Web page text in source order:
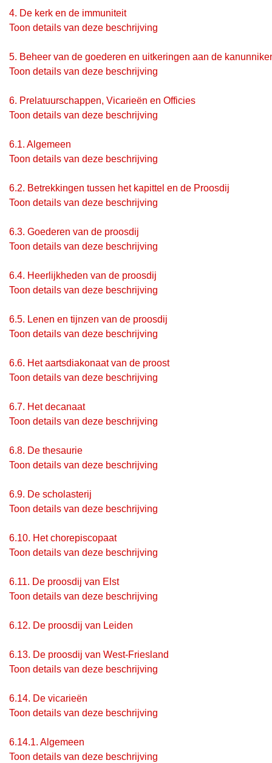
4. De kerk en de immuniteit
Toon details van deze beschrijving
5. Beheer van de goederen en uitkeringen aan de
Toon details van deze beschrijving
6. Prelatuurschappen, Vicarieën en Officies
Toon details van deze beschrijving
6.1. Algemeen
Toon details van deze beschrijving
6.2. Betrekkingen tussen het kapittel en de Proosdij
Toon details van deze beschrijving
6.3. Goederen van de proosdij
Toon details van deze beschrijving
6.4. Heerlijkheden van de proosdij
Toon details van deze beschrijving
6.5. Lenen en tijnzen van de proosdij
Toon details van deze beschrijving
6.6. Het aartsdiakonaat van de proost
Toon details van deze beschrijving
6.7. Het decanaat
Toon details van deze beschrijving
6.8. De thesaurie
Toon details van deze beschrijving
6.9. De scholasterij
Toon details van deze beschrijving
6.10. Het chorepiscopaat
Toon details van deze beschrijving
6.11. De proosdij van Elst
Toon details van deze beschrijving
6.12. De proosdij van Leiden
6.13. De proosdij van West-Friesland
Toon details van deze beschrijving
6.14. De vicarieën
Toon details van deze beschrijving
6.14.1. Algemeen
Toon details van deze beschrijving